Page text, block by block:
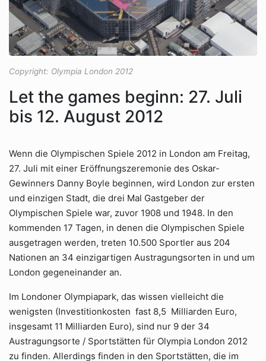
Copyright: Olympia London 2012
Let the games beginn: 27. Juli
bis 12. August 2012
Wenn die Olympischen Spiele 2012 in London am Freitag,
27. Juli mit einer Eröffnungszeremonie des Oskar-
Gewinners Danny Boyle beginnen, wird London zur ersten
und einzigen Stadt, die drei Mal Gastgeber der
Olympischen Spiele war, zuvor 1908 und 1948. In den
kommenden 17 Tagen, in denen die Olympischen Spiele
ausgetragen werden, treten 10.500 Sportler aus 204
Nationen an 34 einzigartigen Austragungsorten in und um
London gegeneinander an.
Im Londoner Olympiapark, das wissen vielleicht die
wenigsten (Investitionkosten fast 8,5 Milliarden Euro,
insgesamt 11 Milliarden Euro), sind nur 9 der 34
Austragungsorte / Sportstätten für Olympia London 2012
zu finden. Allerdings finden in den Sportstätten, die im